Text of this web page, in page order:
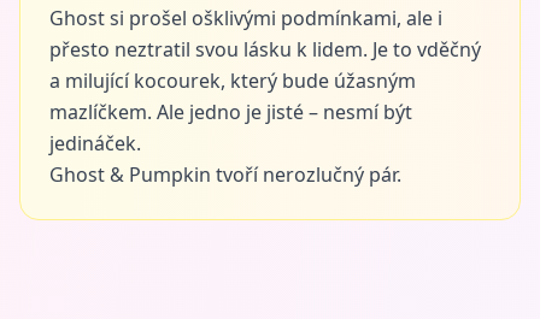
Ghost si prošel ošklivými podmínkami, ale i
přesto neztratil svou lásku k lidem. Je to vděčný
a milující kocourek, který bude úžasným
mazlíčkem. Ale jedno je jisté – nesmí být
jedináček.
Ghost & Pumpkin tvoří nerozlučný pár.